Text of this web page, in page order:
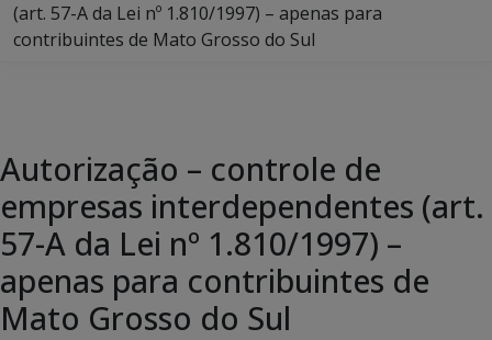
(art. 57-A da Lei nº 1.810/1997) – apenas para
contribuintes de Mato Grosso do Sul
Autorização – controle de
empresas interdependentes (art.
57-A da Lei nº 1.810/1997) –
apenas para contribuintes de
Mato Grosso do Sul